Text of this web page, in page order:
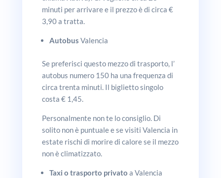
minuti per arrivare e il prezzo è di circa €
3,90 a tratta.
Autobus Valencia
Se preferisci questo mezzo di trasporto, l’
autobus numero 150 ha una frequenza di
circa trenta minuti. Il biglietto singolo
costa € 1,45.
Personalmente non te lo consiglio. Di
solito non è puntuale e se visiti Valencia in
estate rischi di morire di calore se il mezzo
non è climatizzato.
Taxi o trasporto privato a Valencia